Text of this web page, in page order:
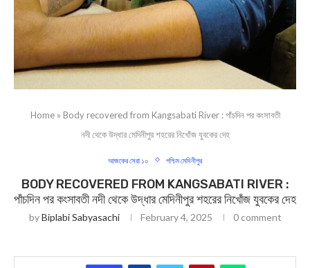
Home» Body recovered from Kangsabati River : পাঁচদিন পর কংসাবতী
নদী থেকে উদ্ধার মেদিনীপুর শহরের নিখোঁজ যুবকের দেহ
আজকের সেরা ১০ পশ্চিম মেদিনীপুর
BODY RECOVERED FROM KANGSABATI RIVER :
পাঁচদিন পর কংসাবতী নদী থেকে উদ্ধার মেদিনীপুর শহরের নিখোঁজ যুবকের দেহ
byBiplabi Sabyasachi February 4, 2025 0 comment